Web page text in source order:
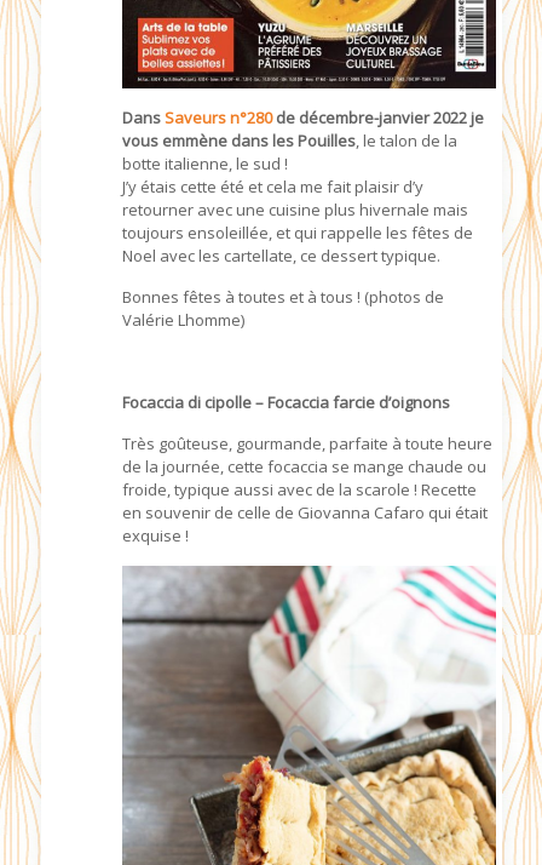
DansSaveurs n°280de décembre-janvier 2022 je
vous emmène dans les Pouilles, le talon de la
botte italienne, le sud !
J’y étais cette été et cela me fait plaisir d’y
retourner avec une cuisine plus hivernale mais
toujours ensoleillée, et qui rappelle les fêtes de
Noel avec les cartellate, ce dessert typique.
Bonnes fêtes à toutes et à tous ! (photos de
Valérie Lhomme)
Focaccia di cipolle – Focaccia farcie d’oignons
Très goûteuse, gourmande, parfaite à toute heure
de la journée, cette focaccia se mange chaude ou
froide, typique aussi avec de la scarole ! Recette
en souvenir de celle de Giovanna Cafaro qui était
exquise !